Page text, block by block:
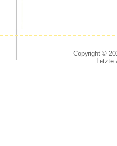
Copyright ©
Letzte